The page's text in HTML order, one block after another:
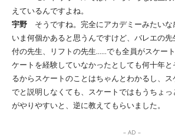
えているんですよね。
宇野 そうですね。完全にアカデミーみたいな
いま何個かあると思うんですけど、バレエの
付の先生、リフトの先生……でも全員がスケー
ケートを経験していなかったとしても何十年
るからスケートのことはちゃんとわかるし、ス
でと説明しなくても、スケートではもうちょ
がやりやすいと、逆に教えてもらいました。
– AD –